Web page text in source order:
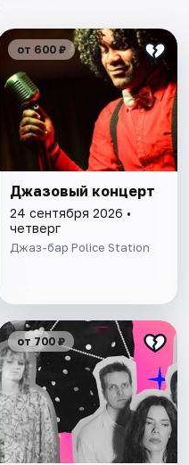
от 600 ₽
Джазовый концерт
24 сентября 2026 •
четверг
Джаз-бар Police Station
от 700 ₽